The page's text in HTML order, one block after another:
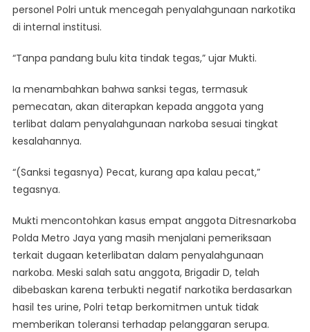
personel Polri untuk mencegah penyalahgunaan narkotika
di internal institusi.
“Tanpa pandang bulu kita tindak tegas,” ujar Mukti.
Ia menambahkan bahwa sanksi tegas, termasuk
pemecatan, akan diterapkan kepada anggota yang
terlibat dalam penyalahgunaan narkoba sesuai tingkat
kesalahannya.
“(Sanksi tegasnya) Pecat, kurang apa kalau pecat,”
tegasnya.
Mukti mencontohkan kasus empat anggota Ditresnarkoba
Polda Metro Jaya yang masih menjalani pemeriksaan
terkait dugaan keterlibatan dalam penyalahgunaan
narkoba. Meski salah satu anggota, Brigadir D, telah
dibebaskan karena terbukti negatif narkotika berdasarkan
hasil tes urine, Polri tetap berkomitmen untuk tidak
memberikan toleransi terhadap pelanggaran serupa.